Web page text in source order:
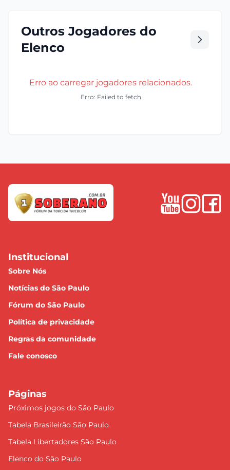
Outros Jogadores do
Elenco
Erro ao carregar jogadores relacionados.
Erro: Failed to fetch
Institucional
Sobre Nós
Notícias do São Paulo
Fórum do São Paulo
Política de privacidade
Regras da comunidade
Fale conosco
Páginas
Próximos jogos do São Paulo
Tabela Brasileirão São Paulo
Tabela Libertadores São Paulo
Elenco do São Paulo